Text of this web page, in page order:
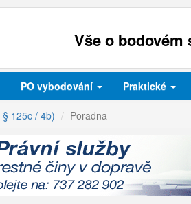
Vše o
PO vybodování Praktické
125c / 4b) Poradna